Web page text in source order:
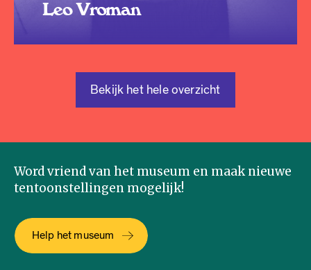
Leo Vroman
Bekijk het hele overzicht
Word vriend van het museum en maak nieuwe
tentoonstellingen mogelijk!
Help het museum